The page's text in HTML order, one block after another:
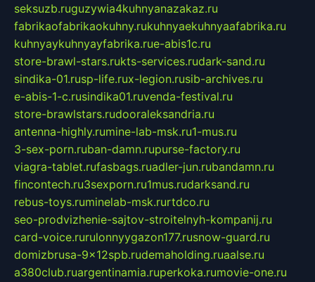
seksuzb.ruguzywia4kuhnyanazakaz.ru
fabrikaofabrikaokuhny.rukuhnyaekuhnyaafabrika.ru
kuhnyaykuhnyayfabrika.rue-abis1c.ru
store-brawl-stars.rukts-services.rudark-sand.ru
sindika-01.rusp-life.rux-legion.rusib-archives.ru
e-abis-1-c.rusindika01.ruvenda-festival.ru
store-brawlstars.rudooraleksandria.ru
antenna-highly.rumine-lab-msk.ru1-mus.ru
3-sex-porn.ruban-damn.rupurse-factory.ru
viagra-tablet.rufasbags.ruadler-jun.rubandamn.ru
fincontech.ru3sexporn.ru1mus.rudarksand.ru
rebus-toys.ruminelab-msk.rurtdco.ru
seo-prodvizhenie-sajtov-stroitelnyh-kompanij.ru
card-voice.rurulonnyygazon177.rusnow-guard.ru
domizbrusa-9x12spb.rudemaholding.ruaalse.ru
a380club.ruargentinamia.ruperkoka.rumovie-one.ru